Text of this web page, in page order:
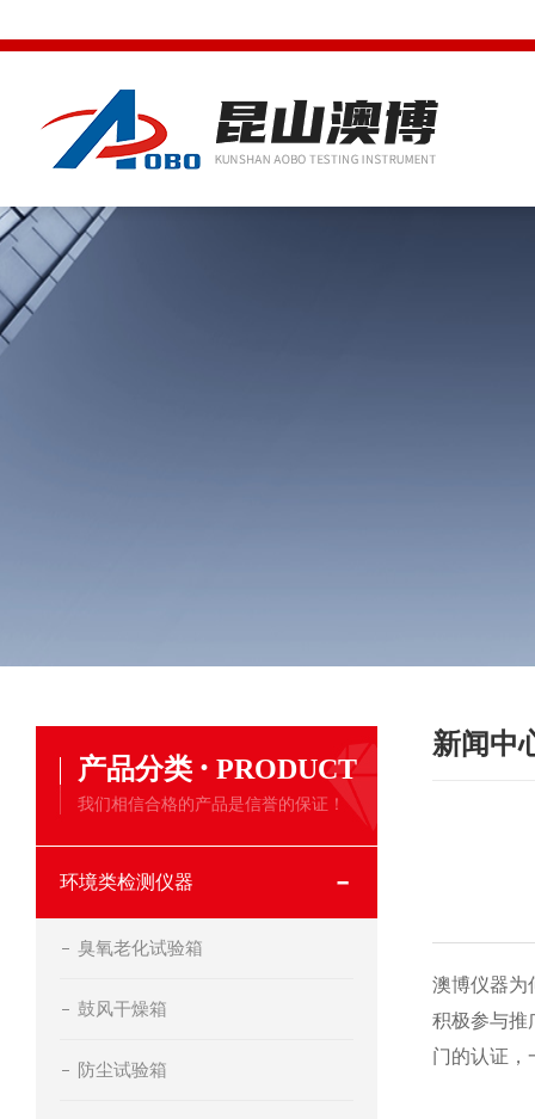
产品分类 · PRODUCT
我们相信合格的产品是信誉的保证！
环境类检测仪器
臭氧老化试验箱
鼓风干燥箱
防尘试验箱
新闻中
澳博仪器为
积极参与推
门的认证，